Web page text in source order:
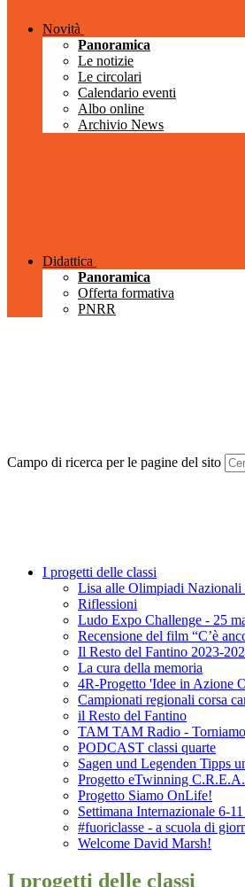
Novità
Panoramica
Le notizie
Le circolari
Calendario eventi
Albo online
Archivio News
Didattica
Panoramica
Offerta formativa
PNRR
Campo di ricerca per le pagine del sito
I progetti delle classi
Lisa alle Olimpiadi Nazionali
Riflessioni
Ludo Expo Challenge - 25
Recensione del film “C’è
Il Resto del Fantino 2023-
La cura della memoria
4R-Progetto 'Idee in Azione
Campionati regionali corsa
il Resto del Fantino
TAM TAM Radio -
PODCAST classi quarte
Sagen und Legenden Tipps
Progetto eTwinning
Progetto Siamo OnLife!
Settimana Internazionale 6-
#fuoriclasse - a scuola di
Welcome David Marsh!
I progetti delle classi